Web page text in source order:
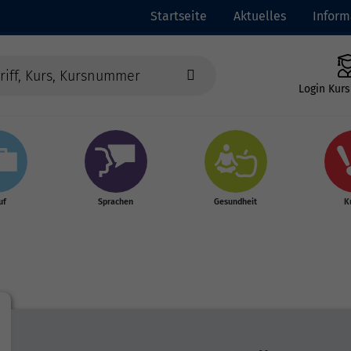
Startseite Aktuelles
Login
Sprachen Gesundheit